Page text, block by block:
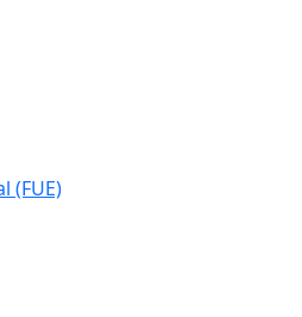
(FUE)